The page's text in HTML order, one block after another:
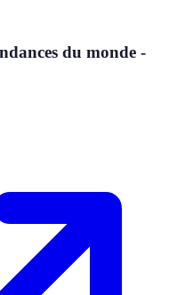
du monde -